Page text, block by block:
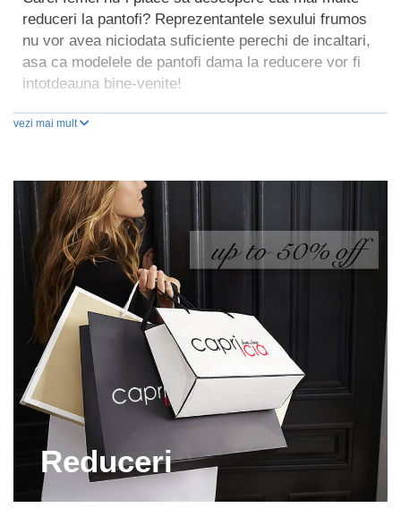
reduceri la pantofi? Reprezentantele sexului frumos
nu vor avea niciodata suficiente perechi de incaltari,
asa ca modelele de pantofi dama la reducere vor fi
intotdeauna bine-venite!
iti vor fi de mare ajutor. Atunci cand descoperi
reduceri pantofi substantiale la modelele realizate din
materiale de calitate superioara, stii ca merita sa le
achizitionezi, deoarece vor arata impecabil si se vor
mentine in cea mai buna stare multi ani la rand.
Cauti pantofi ieftini dama? Reduceri mari gasesti pe
site-ul Capricia.ro! Avem oferte speciale la sute de
modele realizate pentru toate stilurile. Poti opta atat
pentru pantofi eleganti cu toc sau de tip Oxford, cu
talpa joasa, cat si pentru modele casual sau sport. In
plus, avem si o paleta vasta de culori, astfel ca vei
gasi cu siguranta pantofii care se vor asorta perfect
cu tinutele tale.
vezi mai mult
Reduceri